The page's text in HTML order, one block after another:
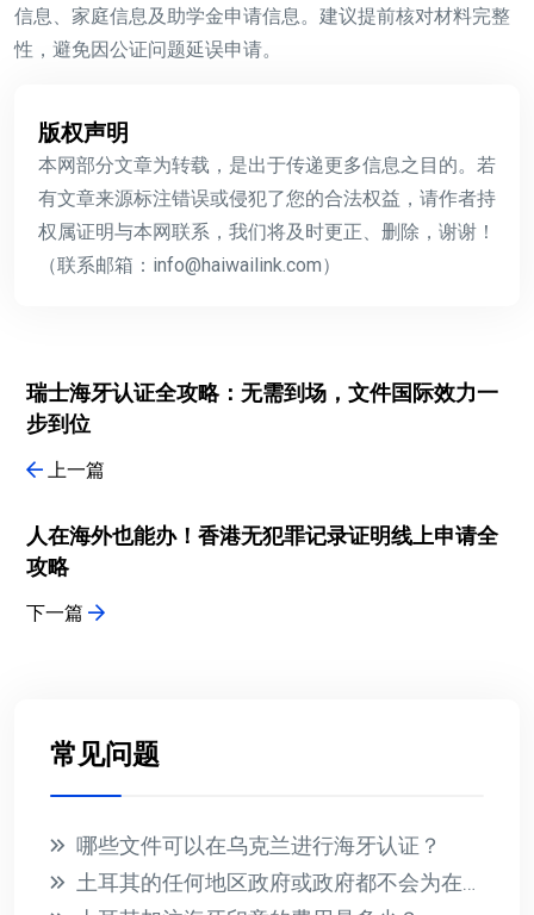
信息、家庭信息及助学金申请信息。建议提前核对材料完整
性，避免因公证问题延误申请。
版权声明
本网部分文章为转载，是出于传递更多信息之目的。若
有文章来源标注错误或侵犯了您的合法权益，请作者持
权属证明与本网联系，我们将及时更正、删除，谢谢！
（联系邮箱：info@haiwailink.com）
瑞士海牙认证全攻略：无需到场，文件国际效力一
步到位
上一篇
人在海外也能办！香港无犯罪记录证明线上申请全
攻略
下一篇
常见问题
哪些文件可以在乌克兰进行海牙认证？
土耳其的任何地区政府或政府都不会为在国外收到的文件提供海牙认证